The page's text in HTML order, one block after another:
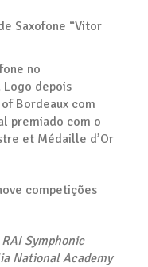
Saxofone “Vitor
no
Logo depois
Bordeaux com
premiado com o
et Médaille d’Or
competições
RAI Symphonic
National Academy